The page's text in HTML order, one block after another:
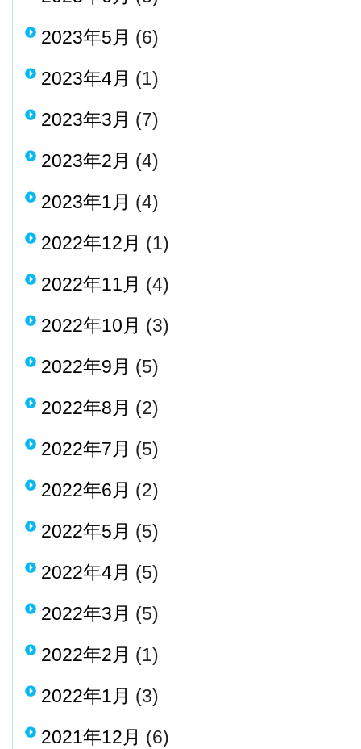
2023年5月 (6)
2023年4月 (1)
2023年3月 (7)
2023年2月 (4)
2023年1月 (4)
2022年12月 (1)
2022年11月 (4)
2022年10月 (3)
2022年9月 (5)
2022年8月 (2)
2022年7月 (5)
2022年6月 (2)
2022年5月 (5)
2022年4月 (5)
2022年3月 (5)
2022年2月 (1)
2022年1月 (3)
2021年12月 (6)